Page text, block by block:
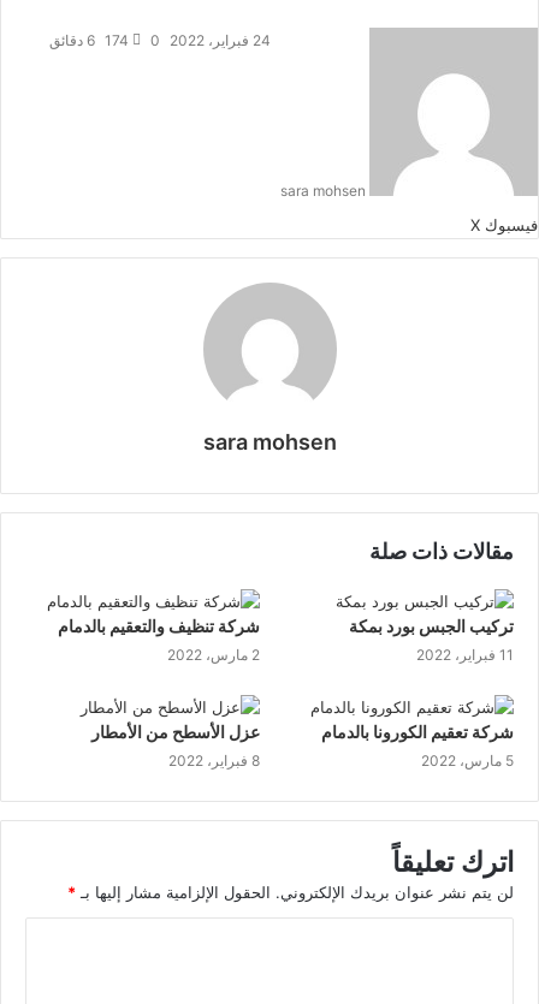
sara mohsen
24 فبراير، 2022 0
174 6 دقائق
فيسبوك ‫Xلينكدإن
بينتيريست
مشاركة
طباعة
sara mohsen
مقالات ذات صلة
تركيب الجبس بورد بمكة
11 فبراير، 2022
شركة تنظيف والتعقيم بالدمام
2 مارس، 2022
شركة تعقيم الكورونا بالدمام
5 مارس، 2022
عزل الأسطح من الأمطار
8 فبراير، 2022
اترك تعليقاً
لن يتم نشر عنوان بريدك الإلكتروني. الحقول الإلزامية مشار إليها بـ *